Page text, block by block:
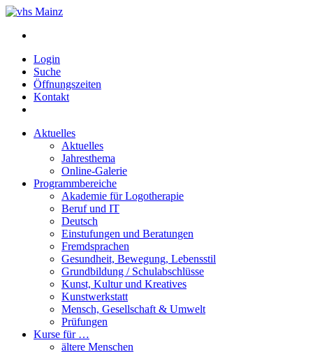
Login
Suche
Öffnungszeiten
Kontakt
Aktuelles
Aktuelles
Jahresthema
Online-Galerie
Programmbereiche
Akademie für Logotherapie
Beruf und IT
Deutsch
Einstufungen und Beratungen
Fremdsprachen
Gesundheit, Bewegung, Lebensstil
Grundbildung / Schulabschlüsse
Kunst, Kultur und Kreatives
Kunstwerkstatt
Mensch, Gesellschaft & Umwelt
Prüfungen
Kurse für …
ältere Menschen